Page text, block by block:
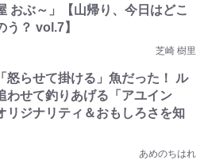
おぶ～」【山帰り、今日はどこ
う？ vol.7】
芝崎 樹里
怒らせて掛ける」魚だった！ ル
わせて釣りあげる「アユイン
リジナリティ＆おもしろさを知
あめのちはれ